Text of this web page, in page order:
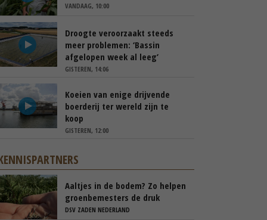
VANDAAG, 10:00
Droogte veroorzaakt steeds
meer problemen: ‘Bassin
afgelopen week al leeg’
GISTEREN, 14:06
Koeien van enige drijvende
boerderij ter wereld zijn te
koop
GISTEREN, 12:00
Aaltjes in de bodem? Zo helpen
groenbemesters de druk
natuurlijk verlagen
DSV ZADEN NEDERLAND